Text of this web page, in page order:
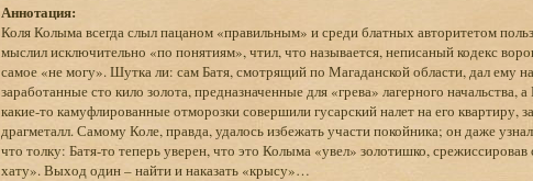
Аннотация:
Коля Колыма всегда слыл пацаном «правильным» и среди блатных авторитетом
мыслил исключительно «по понятиям», чтил, что называется, неписаный кодекс
самое «не могу». Шутка ли: сам Батя, смотрящий по Магаданской области, дал ему
заработанные сто кило золота, предназначенные для «грева» лагерного
какие-то камуфлированные отморозки совершили гусарский налет на его
драгметалл. Самому Коле, правда, удалось избежать участи покойника; он даже
что толку: Батя-то теперь уверен, что это Колыма «увел» золотишко, срежиссировав
хату». Выход один – найти и наказать «крысу»…